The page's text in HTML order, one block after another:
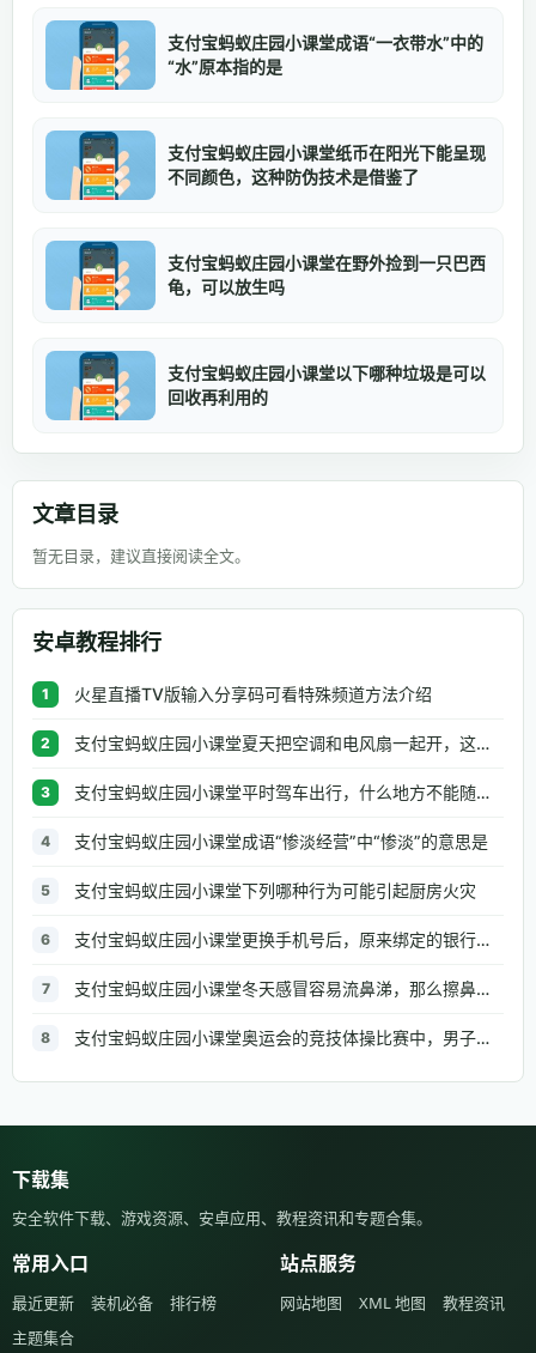
支付宝蚂蚁庄园小课堂成语“一衣带水”中的
“水”原本指的是
支付宝蚂蚁庄园小课堂纸币在阳光下能呈现
不同颜色，这种防伪技术是借鉴了
支付宝蚂蚁庄园小课堂在野外捡到一只巴西
龟，可以放生吗
支付宝蚂蚁庄园小课堂以下哪种垃圾是可以
回收再利用的
文章目录
暂无目录，建议直接阅读全文。
安卓教程排行
1 火星直播TV版输入分享码可看特殊频道方法介绍
2 支付宝蚂蚁庄园小课堂夏天把空调和电风扇一起开，这种做法
3 支付宝蚂蚁庄园小课堂平时驾车出行，什么地方不能随便停车
4 支付宝蚂蚁庄园小课堂成语“惨淡经营”中“惨淡”的意思是
5 支付宝蚂蚁庄园小课堂下列哪种行为可能引起厨房火灾
6 支付宝蚂蚁庄园小课堂更换手机号后，原来绑定的银行信息需要修改吗
7 支付宝蚂蚁庄园小课堂冬天感冒容易流鼻涕，那么擦鼻涕的正确做法是
8 支付宝蚂蚁庄园小课堂奥运会的竞技体操比赛中，男子组和女子组都有的项目是
下载集
安全软件下载、游戏资源、安卓应用、教程资讯和专题合集。
常用入口
最近更新 装机必备
排行榜
主题集合
站点服务
网站地图 XML 地图 教程资讯